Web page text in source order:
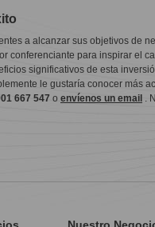
a alcanzar sus objetivos de
conferenciante para inspirar el
significativos de esta
le gustaría conocer más
667 547 o envíenos un email .